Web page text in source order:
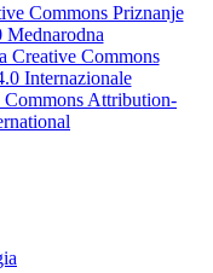
Commons Priznanje
Mednarodna
Creative Commons
Internazionale
Commons Attribution-